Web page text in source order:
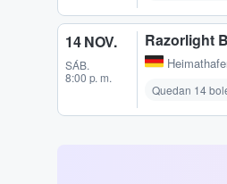
14 NOV.
SÁB.
8:00 p. m.
Razorlight
Quedan 14